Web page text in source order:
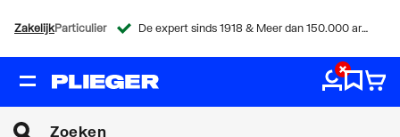
ZakelijkParticulier De expert sinds 1918 & Meer dan 150.000 artikelen